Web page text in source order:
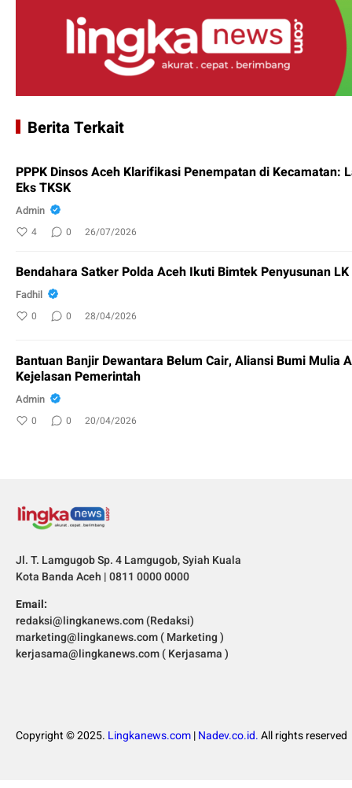
Berita Terkait
PPPK Dinsos Aceh Klarifikasi Penempatan di Kecamatan:
Eks TKSK
Admin
4 0 26/07/2026
Bendahara Satker Polda Aceh Ikuti Bimtek Penyusunan LK
Fadhil
0 0 28/04/2026
Bantuan Banjir Dewantara Belum Cair, Aliansi Bumi Mulia
Kejelasan Pemerintah
Admin
0 0 20/04/2026
Jl. T. Lamgugob Sp. 4 Lamgugob, Syiah Kuala
Kota Banda Aceh | 0811 0000 0000
Email:
redaksi@lingkanews.com (Redaksi)
marketing@lingkanews.com ( Marketing )
kerjasama@lingkanews.com ( Kerjasama )
Copyright © 2025. Lingkanews.com|Nadev.co.id.All rights reserved